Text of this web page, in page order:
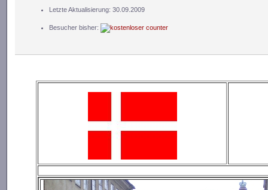
Letzte Aktualisierung: 30.09.2009
Besucher bisher: